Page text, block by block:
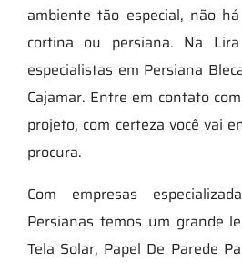
ambiente tão especial, não
cortina ou persiana. Na
especialistas em Persiana
Cajamar. Entre em contato
projeto, com certeza você vai
procura.
Com empresas
Persianas temos um grande
Tela Solar, Papel De Parede